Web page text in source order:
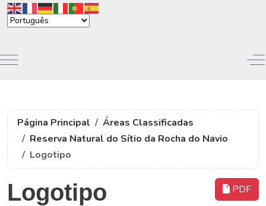
Mobile Menu Toggle
Página Principal
Áreas Classificadas
Reserva Natural do Sítio da Rocha do Navio
Logotipo
PDF
Logotipo